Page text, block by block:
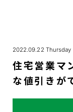
2022.09.22 Thursday
住宅営業マ
な値引きが